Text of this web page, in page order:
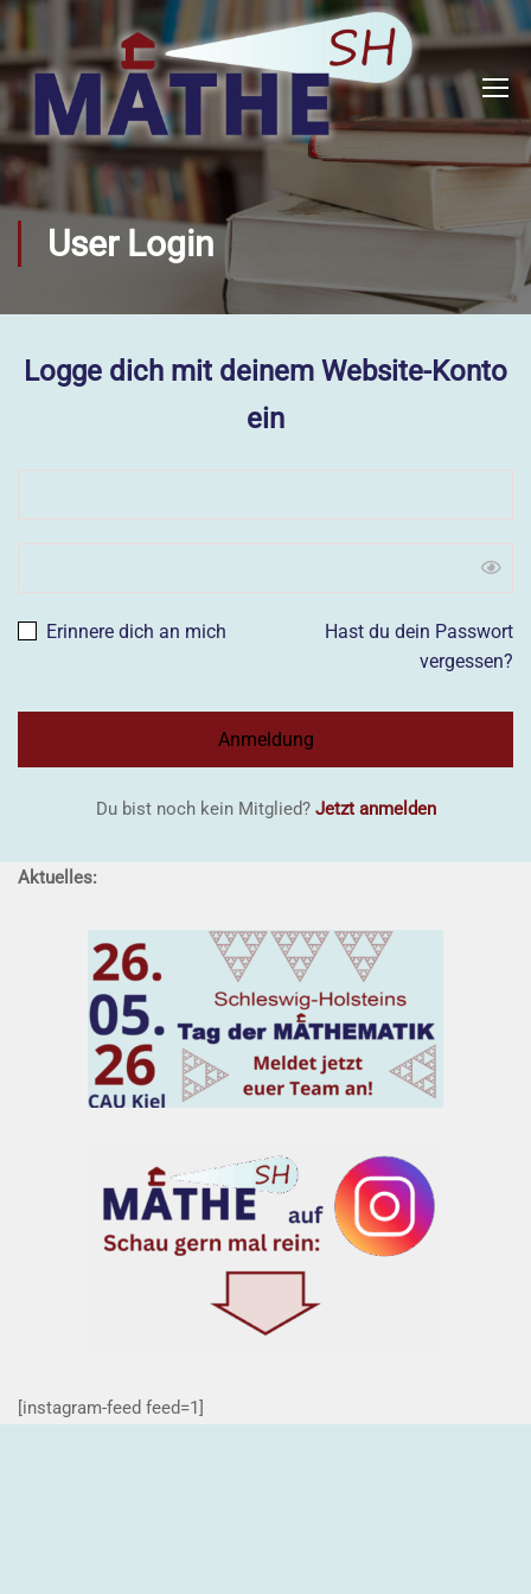
User Login
Logge dich mit deinem Website-Konto
ein
Hast du dein Passwort
vergessen?
Erinnere dich an mich
Du bist noch kein Mitglied? Jetzt anmelden
Aktuelles:
[instagram-feed feed=1]